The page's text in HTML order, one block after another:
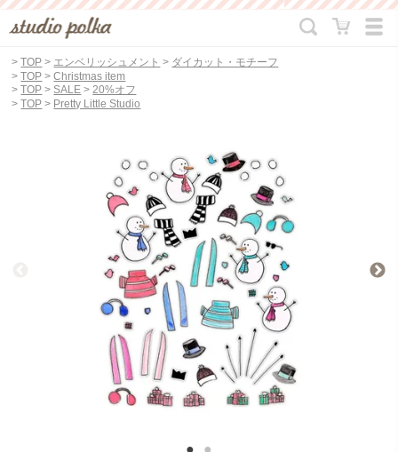
>TOP > エンベリッシュメント > ダイカット・モチーフ
>TOP >Christmas item
>TOP > SALE >20%オフ
>TOP > Pretty Little Studio